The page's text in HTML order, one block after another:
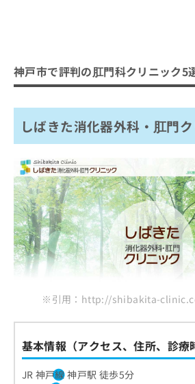
神戸市で評判の肛門科クリニック5
しばきた消化器外科・肛門
※引用：http://shibakita-
基本情報（アクセス、住所、診療
JR 神戸線 神戸駅 徒歩5分